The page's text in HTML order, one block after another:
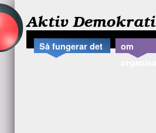
Aktiv Demokrati
Så fungerar det
om